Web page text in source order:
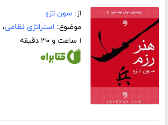
از:سون تزو
موضوع: استراتژی نظامی،
۱ ساعت و ۳۰ دقیقه